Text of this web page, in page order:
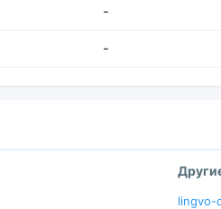
-
-
lingvo-